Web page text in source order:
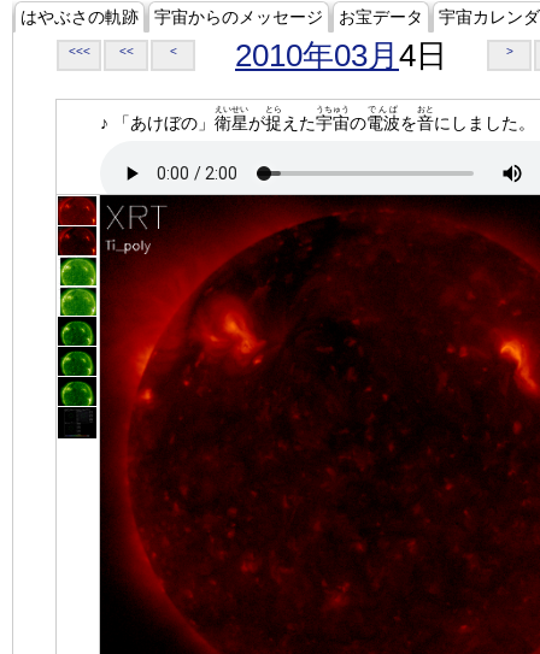
はやぶさの軌跡 宇宙からのメッセージ お宝データ 宇宙カレン
<<< << < 2010年03月 4日 >
♪ 「あけぼの」 衛星
えいせい
が捉
とら
えた宇宙
うちゅう
の電波
でんぱ
を音
おと
にしました。